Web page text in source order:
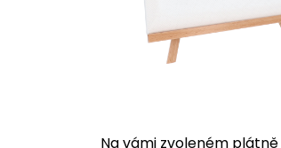
Na vámi zvoleném